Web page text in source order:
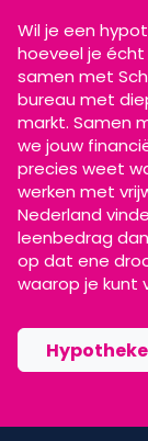
Wil je een
hoeveel je écht
samen met
bureau met
markt. Samen
we jouw
precies weet
werken met
Nederland
leenbedrag
op dat ene
waarop je kunt